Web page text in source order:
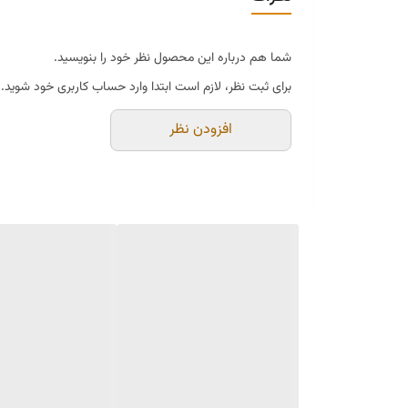
ویژگی
شما هم درباره این محصول نظر خود را بنویسید.
برای ثبت نظر، لازم است ابتدا وارد حساب کاربری خود شوید.
افزودن نظر